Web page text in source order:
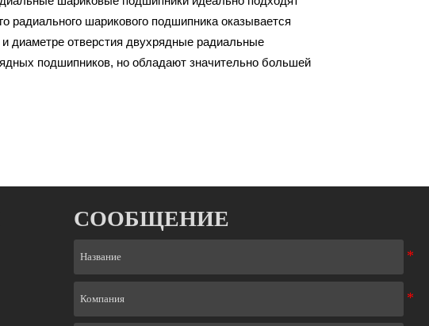
радиального шарикового подшипника оказывается
диаметре отверстия двухрядные радиальные
подшипников, но обладают значительно большей
СООБЩЕНИЕ